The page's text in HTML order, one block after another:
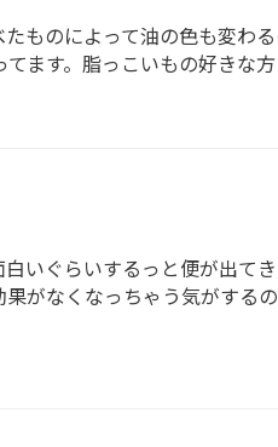
ものによって油の色も変わ
ます。脂っこいもの好きな
いぐらいするっと便が出て
がなくなっちゃう気がする